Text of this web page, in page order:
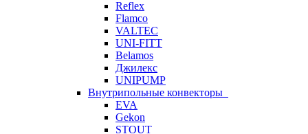
Reflex
Flamco
VALTEC
UNI-FITT
Belamos
Джилекс
UNIPUMP
Внутрипольные конвекторы
EVA
Gekon
STOUT